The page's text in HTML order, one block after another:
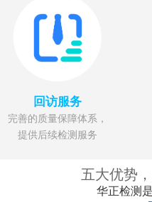
回访服务
完善的质量保障体系，
提供后续检测服务
五大优势
华正检测